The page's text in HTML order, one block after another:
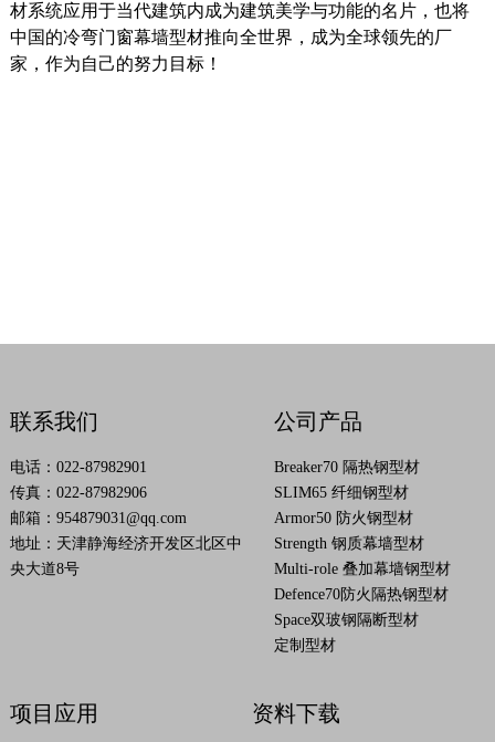
材系统应用于当代建筑内成为建筑美学与功能的名片，也将
中国的冷弯门窗幕墙型材推向全世界，成为全球领先的厂
家，作为自己的努力目标！
联系我们
电话：022-87982901
传真：022-87982906
邮箱： 954879031@qq.com
地址：天津静海经济开发区北区中
央大道8号
公司产品
Breaker70 隔热钢型材
SLIM65 纤细钢型材
Armor50 防火钢型材
Strength 钢质幕墙型材
Multi-role 叠加幕墙钢型材
Defence70防火隔热钢型材
Space双玻钢隔断型材
定制型材
项目应用 资料下载